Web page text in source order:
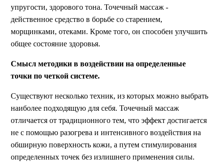
упругости, здорового тона. Точечный массаж -
действенное средство в борьбе со старением,
морщинками, отеками. Кроме того, он способен улучшить
общее состояние здоровья.
Смысл методики в воздействии на определенные
точки по четкой системе.
Существуют несколько техник, из которых можно выбрать
наиболее подходящую для себя. Точечный массаж
отличается от традиционного тем, что эффект достигается
не с помощью разогрева и интенсивного воздействия на
обширную поверхность кожи, а путем стимулирования
определенных точек без излишнего применения силы.